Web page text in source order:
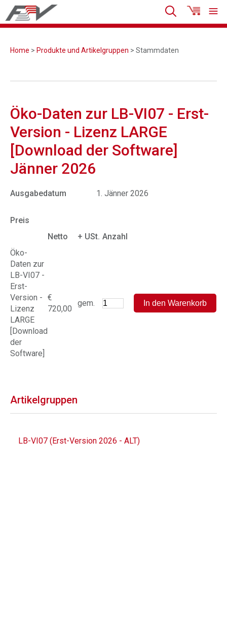
Home > Produkte und Artikelgruppen > Stammdaten
Öko-Daten zur LB-VI07 - Erst-
Version - Lizenz LARGE
[Download der Software]
Jänner 2026
Ausgabedatum 1. Jänner 2026
Preis
Netto
+ USt. Anzahl
Öko-
Daten zur
LB-VI07 -
Erst-
Version -
Lizenz
LARGE
[Download
der
Software]
€
720,00
gem.
Artikelgruppen
LB-VI07 (Erst-Version 2026 - ALT)